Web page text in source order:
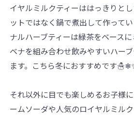
イヤルミルクティーははっきりと
ットではなく鍋で煮出して作って
ナルハーブティーは緑茶をベース
ベナを組み合わせ飲みやすいハー
ます。こちら冬におすすめです
それ以外に目でも楽しめるお子様
ームソーダや人気のロイヤルミル